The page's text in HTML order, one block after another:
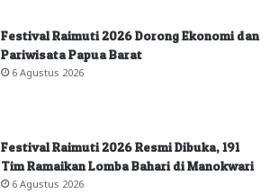
Festival Raimuti 2026 Dorong Ekonomi dan
Pariwisata Papua Barat
6 Agustus 2026
Festival Raimuti 2026 Resmi Dibuka, 191
Tim Ramaikan Lomba Bahari di Manokwari
6 Agustus 2026